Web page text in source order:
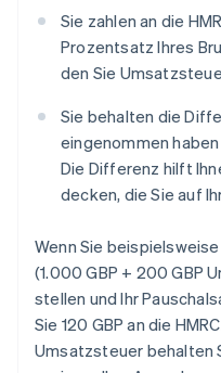
Sie zahlen an die
Prozentsatz Ihres
den Sie
Sie behalten die
eingenommen
Die Differenz hilft
decken, die Sie auf
Wenn Sie
(1.000 GBP + 200 GBP
stellen und Ihr
Sie 120 GBP an die
Umsatzsteuer behalten